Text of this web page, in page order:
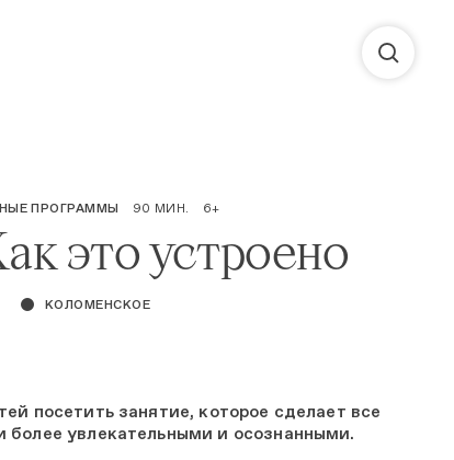
ПРОГРАММЫ 90 МИН. 6+
это устроено
КОЛОМЕНСКОЕ
посетить занятие, которое сделает все
увлекательными и осознанными.